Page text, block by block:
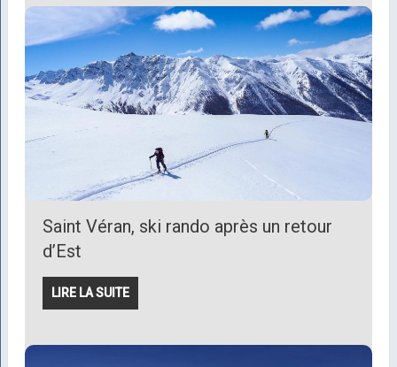
Saint Véran, ski rando après un retour
d’Est
LIRE LA SUITE